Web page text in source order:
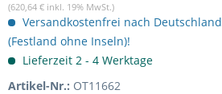
(620,64 € inkl. 19% MwSt.)
Versandkostenfrei nach Deutschland
(Festland ohne Inseln)!
Lieferzeit 2 - 4 Werktage
Artikel-Nr.: OT11662